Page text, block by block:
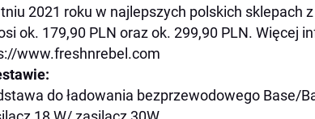
2021 roku w najlepszych polskich sklepach
ok. 179,90 PLN oraz ok. 299,90 PLN. Więcej
www.freshnrebel.com
do ładowania bezprzewodowego Base/